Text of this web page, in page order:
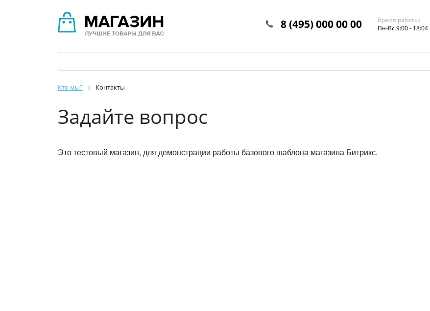
8 (495) 000 00 00
Время работы:
Пн-Вс 9:00 - 18:04
Кто мы? Контакты
Задайте вопрос
Это тестовый магазин, для демонстрации работы базового шаблона магазина Битрикс.